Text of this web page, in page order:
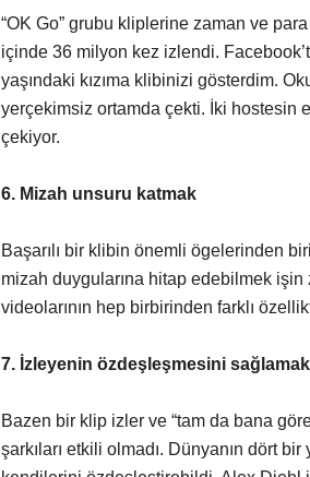
“OK Go” grubu kliplerine zaman ve para
içinde 36 milyon kez izlendi.
yaşındaki kızıma klibinizi gösterdim.
yerçekimsiz ortamda çekti. İki hostesin
çekiyor.
6. Mizah unsuru katmak
Başarılı bir klibin önemli ögelerinden
mizah duygularına hitap edebilmek
videolarının hep birbirinden farklı
7. İzleyenin özdeşleşmesini sağlamak
Bazen bir klip izler ve “tam da bana
şarkıları etkili olmadı. Dünyanın dört